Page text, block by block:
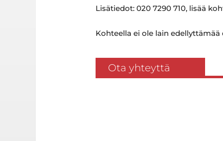
Lisätiedot: 020 7290 710, lisää
Kohteella ei ole lain
Ota yhteyttä